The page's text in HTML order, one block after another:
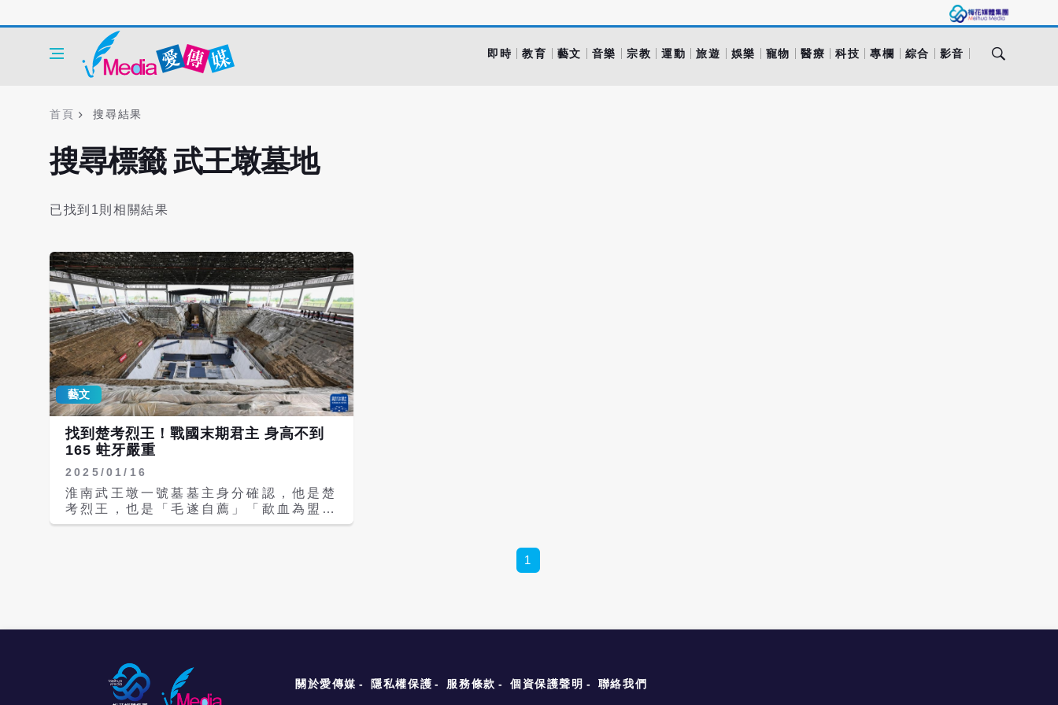
即時 教育 藝文 音樂 宗教 運動 旅遊 娛樂 寵物 醫療 科技 專欄 綜合 影音
首頁 搜尋結果
搜尋標籤 武王墩墓地
已找到1則相關結果
藝文
找到楚考烈王！戰國末期君主 身高不到
165 蛀牙嚴重
2025/01/16
淮南武王墩一號墓墓主身分確認，他是楚
考烈王，也是「毛遂自薦」「歃血為盟」
「竊符救趙」等歷史典故的都有他的身
為《史記楚世家》的戰國晚期楚考烈王。
武王墩墓地利用古河道修築圍壕，整體近
似方形。墓坑中部用枋木構築「亞」字形
1
關於愛傳媒 隱私權保護 服務條款 個資保護聲明 聯絡我們